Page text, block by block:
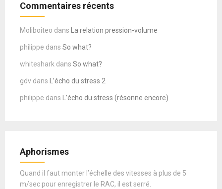
Commentaires récents
Moliboiteo dans La relation pression-volume
philippe dans So what?
whiteshark dans So what?
gdv dans L’écho du stress 2
philippe dans L’écho du stress (résonne encore)
Aphorismes
Quand il faut monter l’échelle des vitesses à plus de 5
m/sec pour enregistrer le RAC, il est serré.